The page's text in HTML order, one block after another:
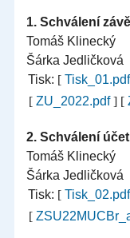
1. Schválení
Tomáš Klinecký
Šárka Jedličková
Tisk: [ Tisk_01.pdf
[ ZU_2022.pdf] [
2. Schválení
Tomáš Klinecký
Šárka Jedličková
Tisk: [ Tisk_02.pdf
[